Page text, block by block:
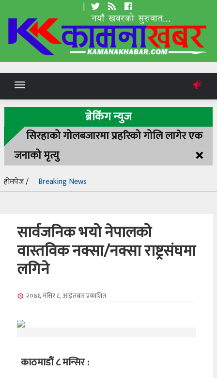
|
Toggle
navigation
ब्रेकिंग न्युज
सिरहाको गोलबजारमा प्रहरिको गोलि लागेर एक
जनाको मृत्यु
×
होमपेज / Breaking News
सार्वजनिक भयो नेपालको
वास्तविक नक्सा/नक्सा राष्ट्रसंघमा
लगिने
२०७६ मंसिर ८, आईतबारप्रकाशित
काठमाडौं ८ मन्सिर :